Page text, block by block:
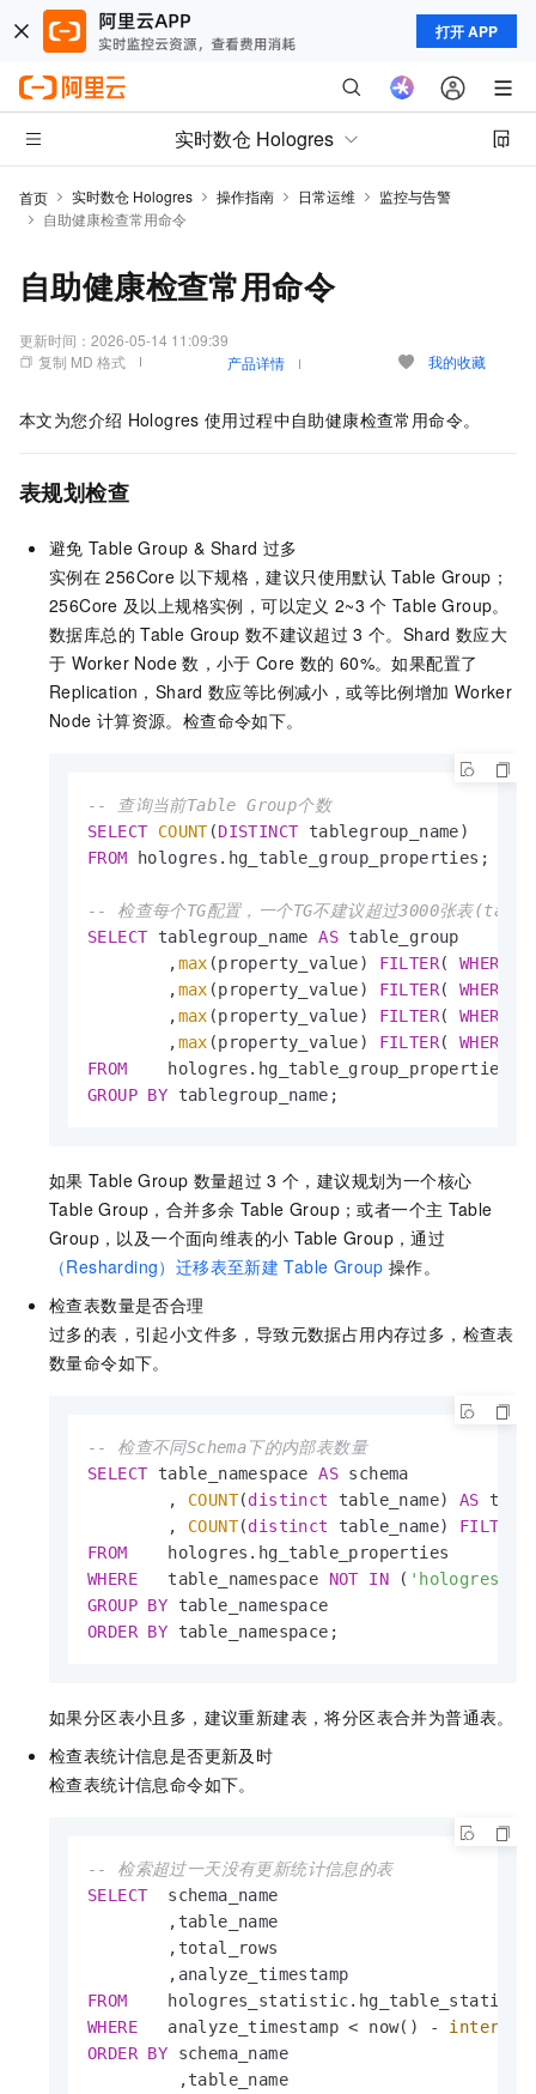
打开 APP
实时数仓 Hologres
首页 实时数仓 Hologres 操作指南 日常运维
监控与告警
自助健康检查常用命令
自助健康检查常用命令
更新时间： 2026-05-14 11:09:39
复制 MD 格式
产品详情 我的收藏
本文为您介绍 Hologres 使用过程中自助健康检查常用命令。
表规划检查
避免 Table Group & Shard 过多
实例在 256Core 以下规格，建议只使用默认 Table Group；
256Core 及以上规格实例，可以定义 2~3 个 Table Group。
数据库总的 Table Group 数不建议超过 3 个。Shard 数应大
于 Worker Node 数，小于 Core 数的 60%。如果配置了
Replication，Shard 数应等比例减小，或等比例增加 Worker
Node 计算资源。检查命令如下。
-- 查询当前Table Group个数
SELECT COUNT(DISTINCT
FROM hologres.hg_table_group_properties;
-- 检查每个TG配置，一个TG不建议超过3000张表
SELECT tablegroup_name AS table_group
        ,
max (property_value) FILTER( WHERE
        ,
max (property_value) FILTER( WHERE
        ,
max (property_value) FILTER( WHERE
        ,
max (property_value) FILTER( WHERE
FROM
GROUP BY tablegroup_name;
如果 Table Group 数量超过 3 个，建议规划为一个核心
Table Group，合并多余 Table Group；或者一个主 Table
Group，以及一个面向维表的小 Table Group，通过
（Resharding）迁移表至新建 Table Group 操作。
检查表数量是否合理
过多的表，引起小文件多，导致元数据占用内存过多，检查表
数量命令如下。
-- 检查不同Schema下的内部表数量
SELECT table_namespace AS schema
        ,
COUNT(distinct table_name) AS
        ,
COUNT(distinct table_name) FILTER
FROM
WHERE
   table_namespace
NOT IN ( 'hologres'
GROUP BY
ORDER BY table_namespace;
如果分区表小且多，建议重新建表，将分区表合并为普通表。
检查表统计信息是否更新及时
检查表统计信息命令如下。
-- 检索超过一天没有更新统计信息的表
SELECT
  schema_name
        ,table_name
        ,total_rows
FROM
WHERE
   analyze_timestamp
< now() -
interval
ORDER BY schema_name
         ,table_name